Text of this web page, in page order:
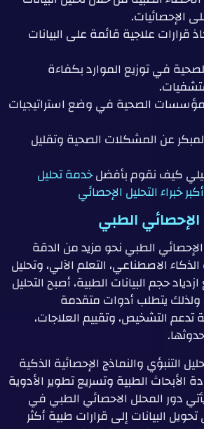
الإحصائيات.
قرارات علاجية قائمة على البيانات
في توزيع الموارد بكفاءة
الصحية في وضع استراتيجيات
عن المشكلات الصحية وتقليل
كيف نقوم بأفضلخدمة تحليل
خبراء التحليل الإحصائي
الطبي
الطبي نحو مزيد من الدقة
الاصطناعي، التعلم الآلي، وتحليل
حجم البيانات الطبية، أصبح التحليل
ولذلك يتطلب أدوات متقدمة
التشخيص، وتقييم العلاجات،
التنبؤي والنماذج الإحصائية الذكية
الطبية وتسريع تطوير الأدوية
دور المحلل الاحصائي الطبي في
البيانات إلى قرارات طبية أكثر